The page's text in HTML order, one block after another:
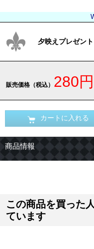
夕映えプレゼント
販売価格（税込） 280円
カートに入れる
商品情報
この商品を買った
ています